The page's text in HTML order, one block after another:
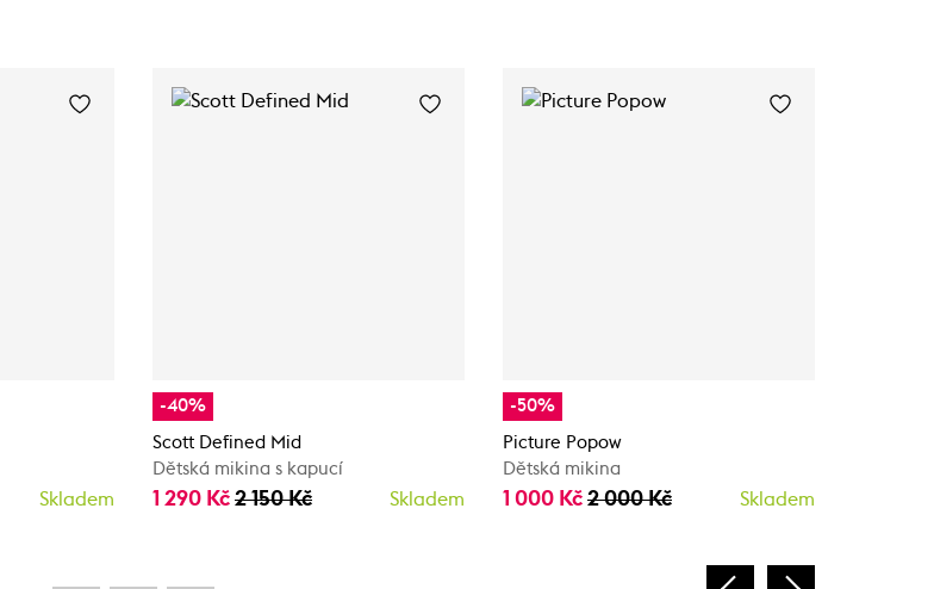
Skladem
-40%
Scott Defined Mid
Dětská mikina s kapucí
1 290 Kč 2 150 Kč Skladem
-50%
Picture Popow
Dětská mikina
1 000 Kč 2 000 Kč Skladem